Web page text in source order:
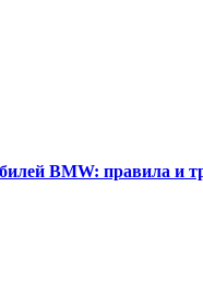
BMW: правила и